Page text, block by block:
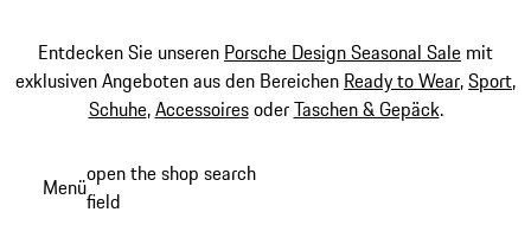
Entdecken Sie unseren Porsche Design Seasonal Sale mit
exklusiven Angeboten aus den Bereichen Ready to Wear,Sport,
Schuhe,AccessoiresoderTaschen & Gepäck.
Hauptinhalt
Menüopen the shop search
field